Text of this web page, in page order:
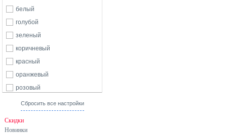
белый
голубой
зеленый
коричневый
красный
оранжевый
розовый
серый
Сбросить все настройки
Скидки
Новинки